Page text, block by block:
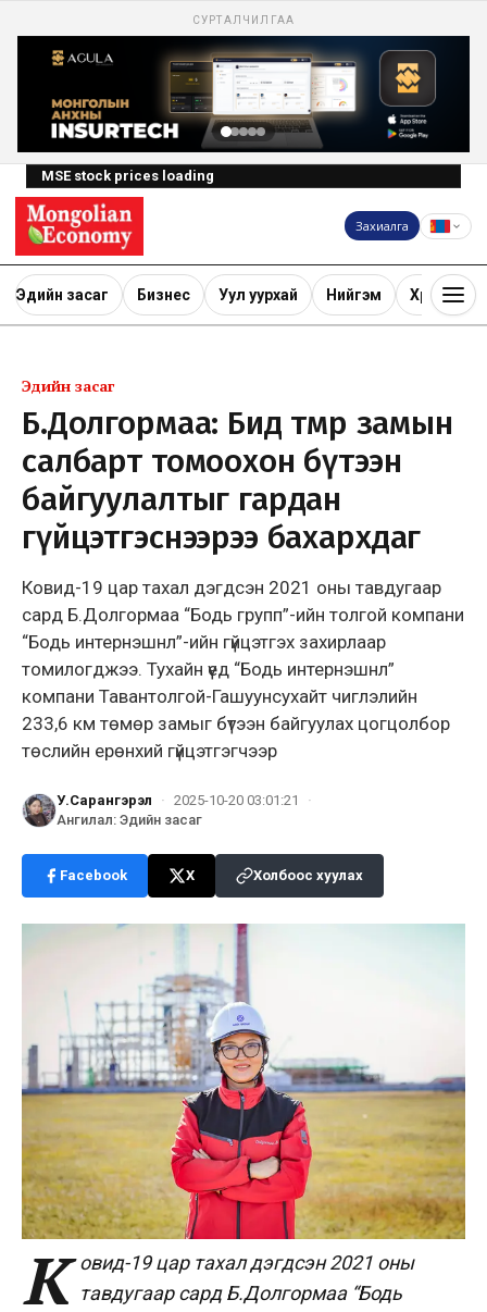
СУРТАЛЧИЛГАА
MSE stock prices loading
Захиалга
Эдийн засаг Бизнес Уул уурхай Нийгэм Хөрөнгө
Эдийн засаг
Б.Долгормаа: Бид төмөр замын
салбарт томоохон бүтээн
байгуулалтыг гардан
гүйцэтгэснээрээ бахархдаг
Ковид-19 цар тахал дэгдсэн 2021 оны тавдугаар
сард Б.Долгормаа “Бодь групп”-ийн толгой компани
“Бодь интернэшнл”-ийн гүйцэтгэх захирлаар
томилогджээ. Тухайн үед “Бодь интернэшнл”
компани Тавантолгой-Гашуунсухайт чиглэлийн
233,6 км төмөр замыг бүтээн байгуулах цогцолбор
төслийн ерөнхий гүйцэтгэгчээр
У.Сарангэрэл · 2025-10-20 03:01:21
·
Ангилал: Эдийн засаг
Facebook X Холбоос хуулах
К овид-19 цар тахал дэгдсэн 2021 оны
тавдугаар сард Б.Долгормаа “Бодь